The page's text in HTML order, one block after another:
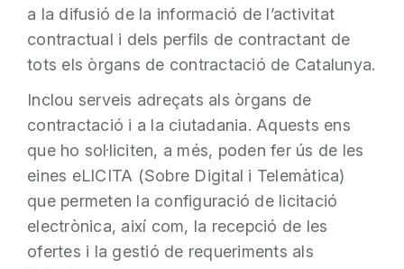
a la difusió de la informació de l’activitat
contractual i dels perfils de contractant de
tots els òrgans de contractació de Catalunya.
Inclou serveis adreçats als òrgans de
contractació i a la ciutadania. Aquests ens
que ho sol·liciten, a més, poden fer ús de les
eines eLICITA (Sobre Digital i Telemàtica)
que permeten la configuració de licitació
electrònica, així com, la recepció de les
ofertes i la gestió de requeriments als